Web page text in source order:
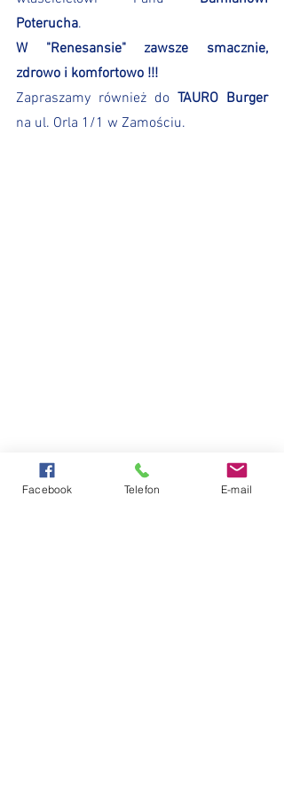
Poterucha.
W "Renesansie" zawsze smacznie,
zdrowo i komfortowo !!!
Zapraszamy również do TAURO Burger
na ul. Orla 1/1 w Zamościu.
Facebook Telefon E-mail